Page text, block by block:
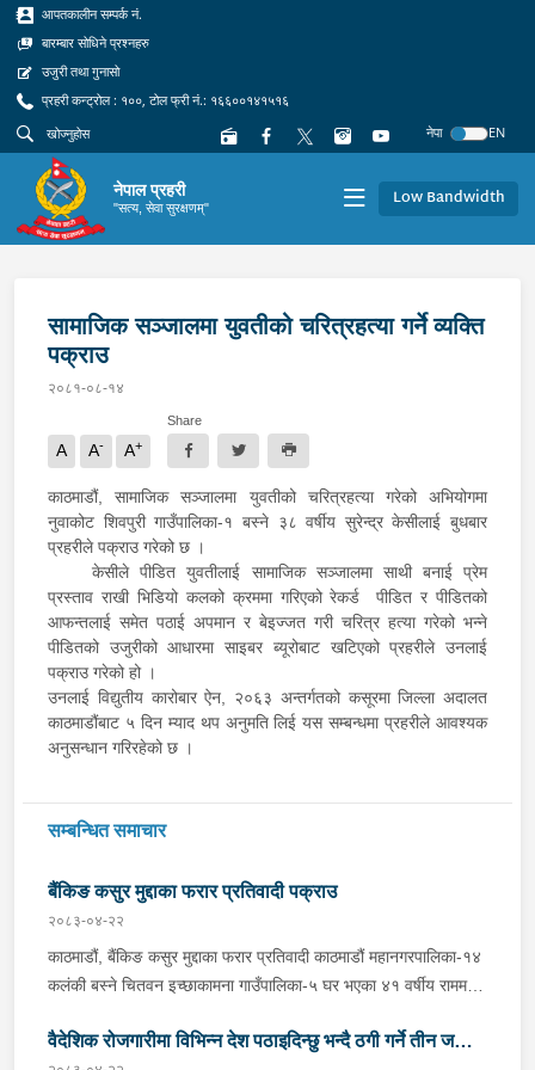
आपतकालीन सम्पर्क नं.
बारम्बार सोधिने प्रश्नहरु
उजुरी तथा गुनासो
प्रहरी कन्ट्रोल : १००, टोल फ्री नं.: १६६००१४१५१६
नेपा
EN
नेपाल प्रहरी
"सत्य, सेवा सुरक्षणम्" Low Bandwidth
सामाजिक सञ्जालमा युवतीको चरित्रहत्या गर्ने व्यक्ति
पक्राउ
२०८१-०८-१४
A A- A+
Share
काठमाडौं, सामाजिक सञ्जालमा युवतीको चरित्रहत्या गरेको अभियोगमा
नुवाकोट शिवपुरी गाउँपालिका-१ बस्ने ३८ वर्षीय सुरेन्द्र केसीलाई बुधबार
प्रहरीले पक्राउ गरेको छ ।
केसीले पीडित युवतीलाई सामाजिक सञ्जालमा साथी बनाई प्रेम
प्रस्ताव राखी भिडियो कलको क्रममा गरिएको रेकर्ड पीडित र पीडितको
आफन्तलाई समेत पठाई अपमान र बेइज्जत गरी चरित्र हत्या गरेको भन्ने
पीडितको उजुरीको आधारमा साइबर ब्यूरोबाट खटिएको प्रहरीले उनलाई
पक्राउ गरेको हो ।
उनलाई विद्युतीय कारोबार ऐन, २०६३ अन्तर्गतको कसूरमा जिल्ला अदालत
काठमाडौंबाट ५ दिन म्याद थप अनुमति लिई यस सम्बन्धमा प्रहरीले आवश्यक
अनुसन्धान गरिरहेको छ ।
सम्बन्धित समाचार
बैंकिङ कसुर मुद्दाका फरार प्रतिवादी पक्राउ
२०८३-०४-२२
काठमाडौं, बैंकिङ कसुर मुद्दाका फरार प्रतिवादी काठमाडौं महानगरपालिका-१४
कलंकी बस्ने चितवन इच्छाकामना गाउँपालिका-५ घर भएका ४१ वर्षीय राममणी
काठमाडौंको २०८२ असार १० गतेको फैसला उक्त मुद्दामा ७३ हजार ३ सय
वैदेशिक रोजगारीमा विभिन्न देश पठाइदिन्छु भन्दै ठगी गर्ने तीन जना